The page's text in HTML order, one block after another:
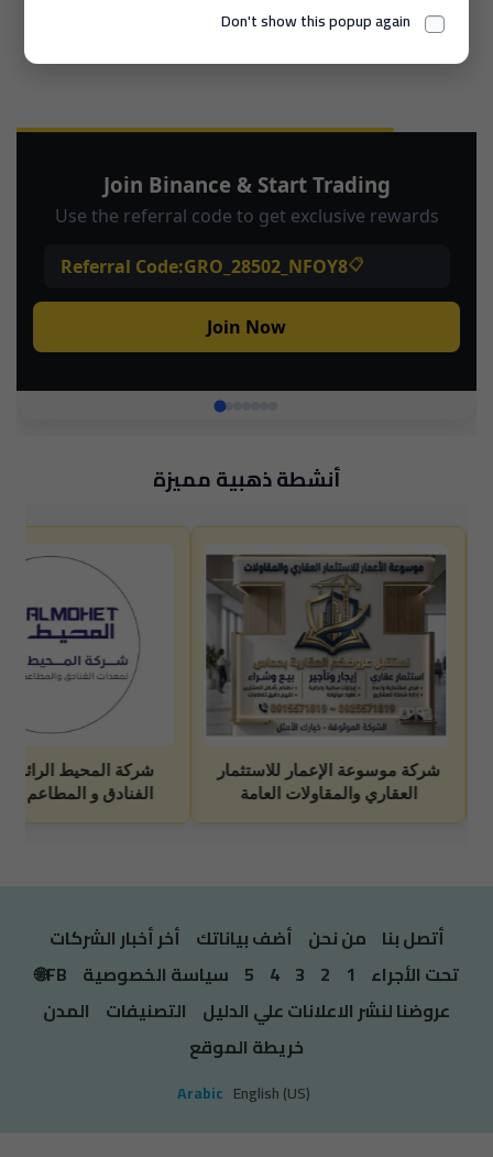
Don't show this popup again
أنشطة ذهبية مميزة
أتصل بنا من نحن أضف بياناتك أخر أخبار الشركات
تحت الأجراء 1
2
3
4
5 سياسة الخصوصية FB🌐
عروضنا لنشر الاعلانات علي الدليل التصنيفات المدن
خريطة الموقع
Arabic English (US)